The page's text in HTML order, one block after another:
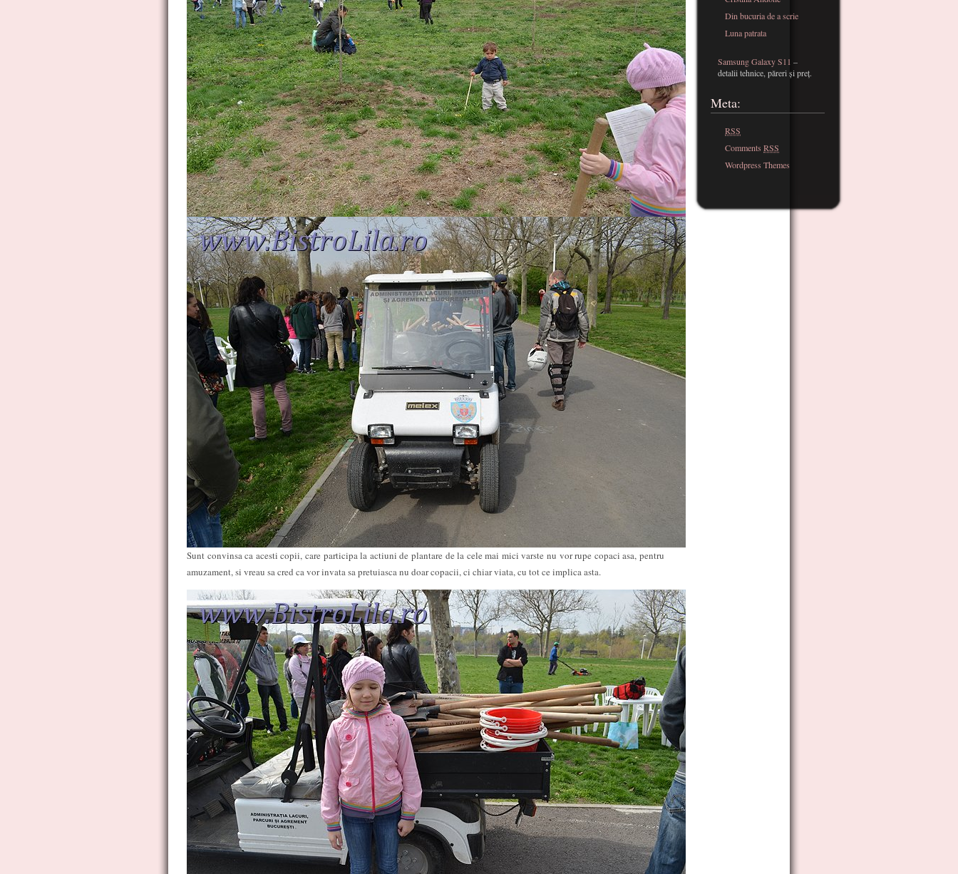
Sunt convinsa ca acesti copii, care participa la actiuni de plantare de la cele mai mici varste nu vor rupe copaci asa, pentru
amuzament, si vreau sa cred ca vor invata sa pretuiasca nu doar copacii, ci chiar viata, cu tot ce implica asta.
Din bucuria de a scrie
Luna patrata
Samsung Galaxy S11 –
detalii tehnice, păreri și preț.
Meta:
RSS
Comments RSS
Wordpress Themes